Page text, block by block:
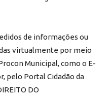
de informações ou
virtualmente por meio
Municipal, como o E-
, pelo Portal Cidadão da
DO